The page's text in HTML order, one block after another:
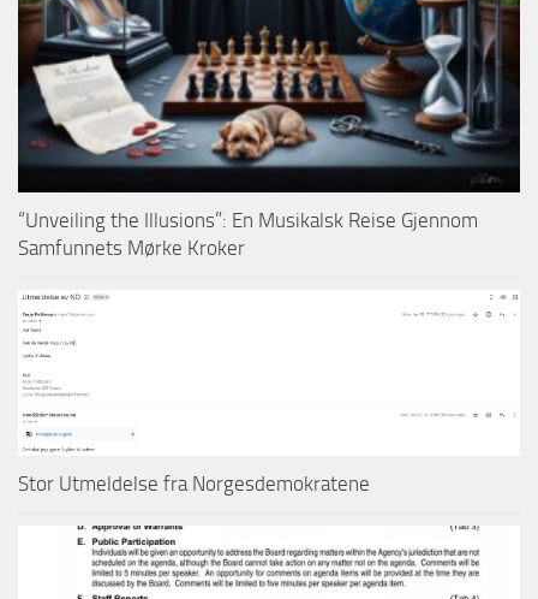
“Unveiling the Illusions”: En Musikalsk Reise Gjennom
Samfunnets Mørke Kroker
Stor Utmeldelse fra Norgesdemokratene